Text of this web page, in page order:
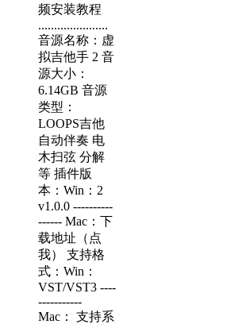
频安装教程
......................
音源名称：虚
拟吉他手 2 音
源大小：
6.14GB 音源
类型：
LOOPS吉他
自动伴奏 电
木扫弦 分解
等 插件版
本：Win：2
v1.0.0 ----------
------ Mac：下
载地址（点
我） 支持格
式：Win：
VST/VST3 ----
-----------
Mac： 支持系